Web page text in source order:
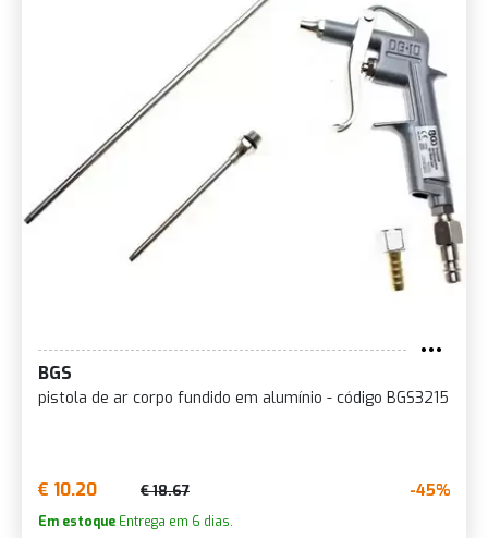
BGS
pistola de ar corpo fundido em alumínio - código BGS3215
€ 10.20 € 18.67 -45%
Em estoque Entrega em 6 dias.